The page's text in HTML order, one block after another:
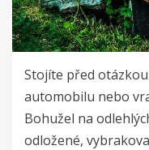
Stojíte před
automobilu nebo
Bohužel na
odložené,